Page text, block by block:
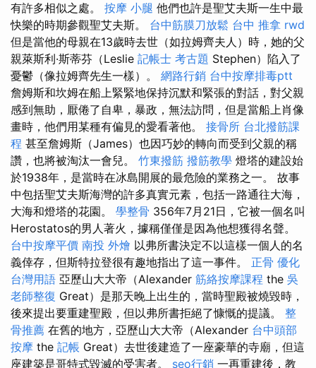
有許多相似之處。 按摩 小腿 他們也許是聖艾夫斯一生中最
快樂的時期參觀聖艾夫斯。 台中筋膜刀放鬆 台中 推拿 rwd
但是當他的母親在13歲時去世（如拉姆齊夫人）時，她的父
親萊斯利·斯蒂芬（Leslie 記帳士 考古題 Stephen）陷入了
憂鬱（像拉姆齊先生一樣）。 網路行銷 台中按摩排毒ptt
詹姆斯和坎姆在船上緊緊地保持沉默和緊張的對話，對父親
感到無助，厭倦了自卑，暴政，無法訪問，但是當船上肖像
畫時，他們用某種有偏見的愛看著他。 接骨所 台北撥筋課
程 甚至詹姆斯（James）也因巧妙的轉向而受到父親的稱
讚，也將被淘汰一會兒。 竹東撥筋 撥筋教學 燈塔的建設始
於1938年，是當時在冰島開展的最危險的業務之一。 故事
中包括聖艾夫斯海灣的許多真實元素，包括一路通往大海，
大海和燈塔的花園。 學整骨 356年7月21日，它被一個名叫
Herostatos的男人著火，據稱僅僅是因為他想獲得名聲。
台中按摩平價 南投 外燴 以弗所書決定不以這樣一個人的名
義倖存，但斯特拉登很有趣地指出了這一事件。 正骨 優化
台灣用語 亞歷山大大帝（Alexander 筋絡按摩課程 the 吳
老師整復 Great）是那天晚上出生的，當時聖殿被燒毀時，
後來提出要重建聖殿，但以弗所書拒絕了慷慨的提議。 整
骨推薦 在舊的地方，亞歷山大大帝（Alexander 台中頭部
按摩 the 記帳 Great）去世後建造了一座豪華的寺廟，但這
座建築是哥特式毀滅的受害者。 seo行銷 一再重建後，教